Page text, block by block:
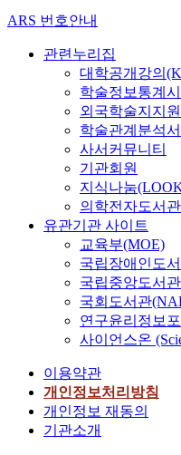
ARS 번호안내
관련누리집
대학공개강의
학술정보통계
외국학술지지
학술관계분석
사서커뮤니티
기관회원
지식나눔
의학전자도서
유관기관 사이트
교육부(MOE)
국립장애인도
국립중앙도서
국회도서관
연구윤리정보
사이언스온
이용약관
개인정보처리방침
개인정보 재동의
기관소개